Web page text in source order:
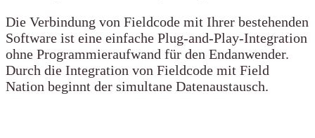
Die Verbindung von Fieldcode mit Ihrer bestehenden
Software ist eine einfache Plug-and-Play-Integration
ohne Programmieraufwand für den Endanwender.
Durch die Integration von Fieldcode mit Field
Nation beginnt der simultane Datenaustausch.